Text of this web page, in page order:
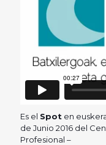
Es el Spot en
de Junio 2016 del
Profesional –